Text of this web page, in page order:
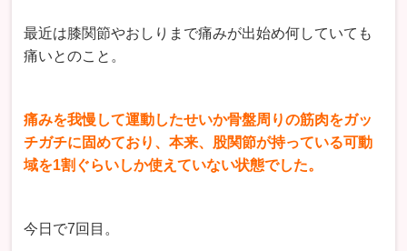
最近は膝関節やおしりまで痛みが出始め何していても
痛いとのこと。
痛みを我慢して運動したせいか骨盤周りの筋肉をガッ
チガチに固めており、本来、股関節が持っている可動
域を1割ぐらいしか使えていない状態でした。
今日で7回目。